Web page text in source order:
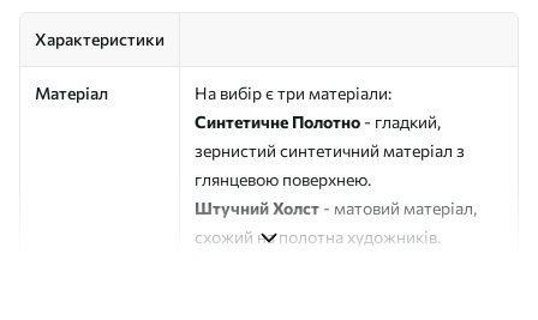
Характеристики
Матеріал
На вибір є три матеріали:
Синтетичне Полотно - гладкий,
зернистий синтетичний матеріал з
глянцевою поверхнею.
Штучний Холст - матовий матеріал,
схожий на полотна художників.